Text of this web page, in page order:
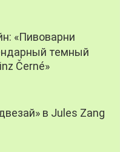
«Пивоварни
темный
Černé»
в Jules Zang